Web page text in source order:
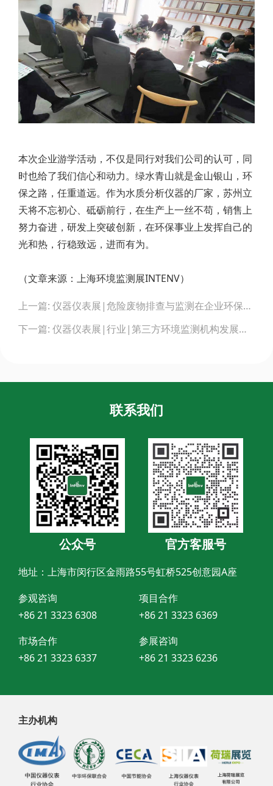
本次企业游学活动，不仅是同行对我们公司的认可，同
时也给了我们信心和动力。绿水青山就是金山银山，环
保之路，任重道远。作为水质分析仪器的厂家，苏州立
天将不忘初心、砥砺前行，在生产上一丝不苟，销售上
努力奋进，研发上突破创新，在环保事业上发挥自己的
光和热，行稳致远，进而有为。
（文章来源：上海环境监测展INTENV）
navigation
上一篇: 仪器仪表展|危险废物排查与监测在企业环保中的应用研究
下一篇: 仪器仪表展|行业|第三方环境监测机构发展现状与展望
联系我们
公众号 官方客服号
地址：上海市闵行区金雨路55号虹桥525创意园A座
参观咨询
+86 21 3323 6308
项目合作
+86 21 3323 6369
市场合作
+86 21 3323 6337
参展咨询
+86 21 3323 6236
主办机构